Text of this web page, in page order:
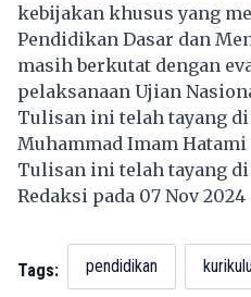
kebijakan khusus yang
Pendidikan Dasar dan
masih berkutat dengan
pelaksanaan Ujian
Tulisan ini telah tayang di
Muhammad Imam Hatami
Tulisan ini telah tayang
Redaksi pada 07 Nov 2024
Tags: pendidikan